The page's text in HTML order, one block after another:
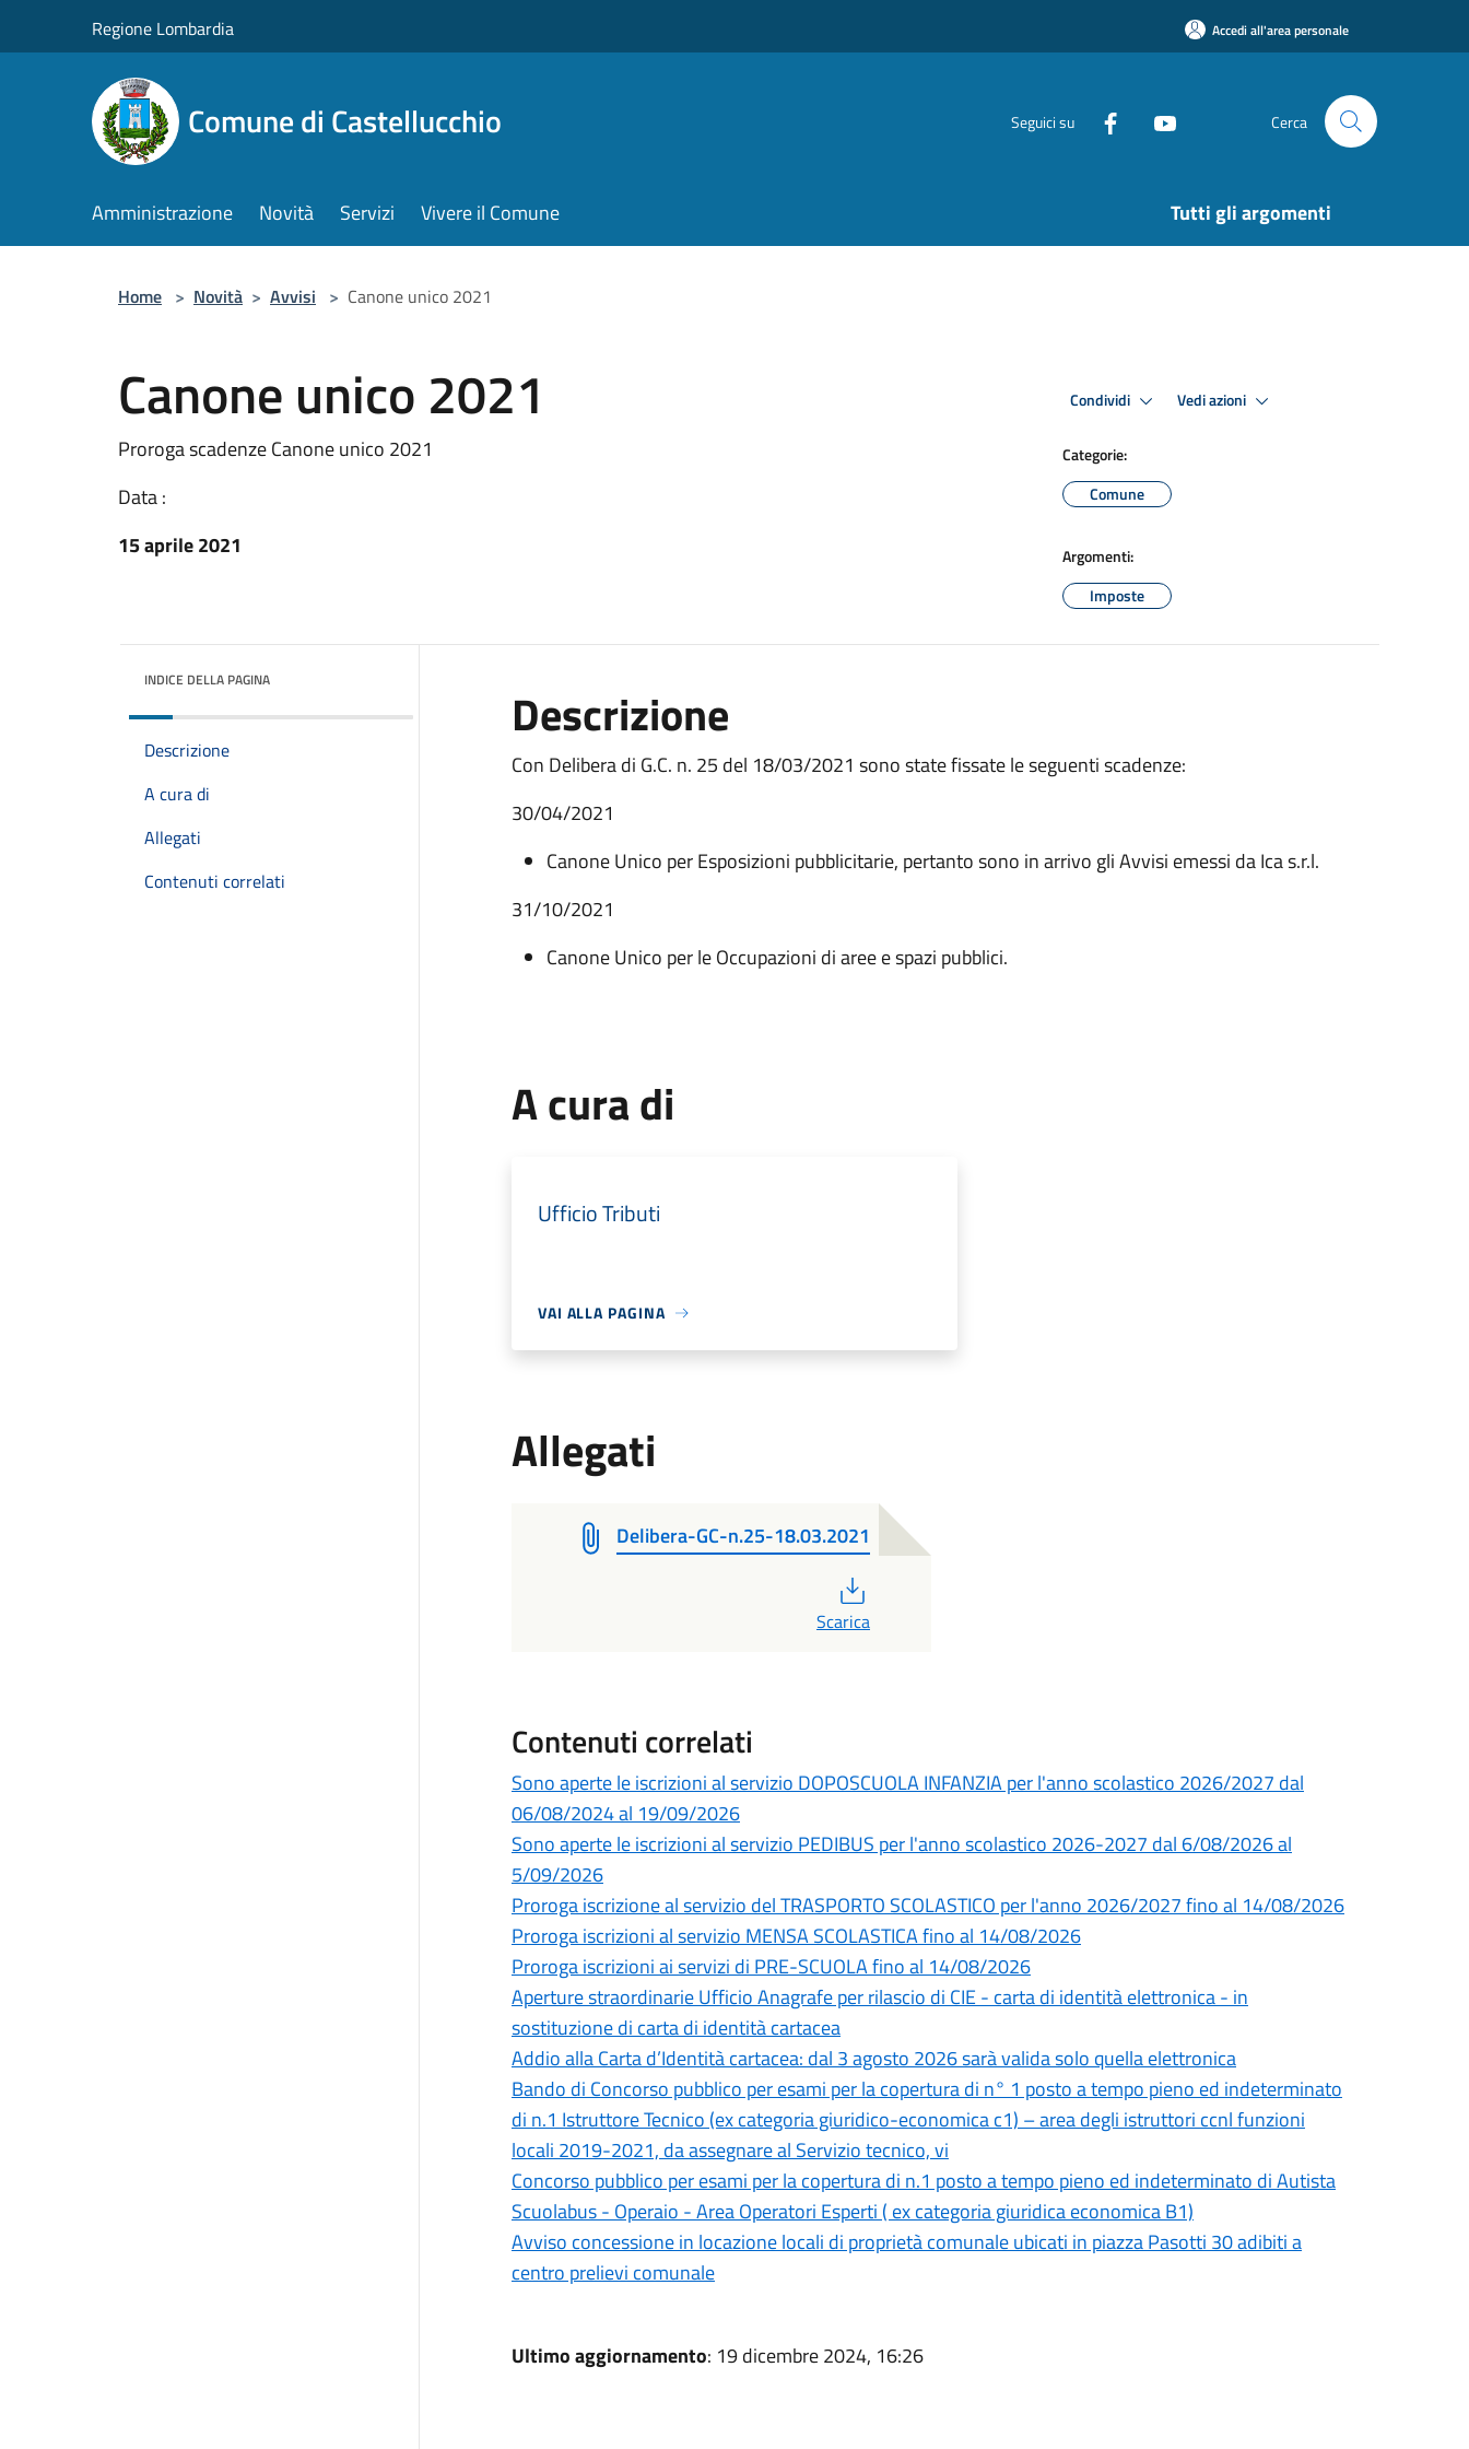
Regione Lombardia Accedi all'area personale
Comune di Castellucchio Seguici su Cerca
Amministrazione Novità Servizi Vivere il Comune Tutti gli argomenti
Home > Novità > Avvisi > Canone unico 2021
Canone unico 2021
Proroga scadenze Canone unico 2021
Data :
15 aprile 2021
Condividi Vedi azioni
Categorie:
Comune
Argomenti:
Imposte
INDICE DELLA PAGINA
Descrizione
A cura di
Allegati
Contenuti correlati
Descrizione
Con Delibera di G.C. n. 25 del 18/03/2021 sono state fissate le seguenti scadenze:
30/04/2021
Canone Unico per Esposizioni pubblicitarie, pertanto sono in arrivo gli Avvisi emessi da Ica s.r.l.
31/10/2021
Canone Unico per le Occupazioni di aree e spazi pubblici.
A cura di
Ufficio Tributi
VAI ALLA PAGINA
Allegati
Delibera-GC-n.25-18.03.2021
Scarica
Contenuti correlati
Sono aperte le iscrizioni al servizio DOPOSCUOLA INFANZIA per l'anno scolastico 2026/2027 dal
06/08/2024 al 19/09/2026
Sono aperte le iscrizioni al servizio PEDIBUS per l'anno scolastico 2026-2027 dal 6/08/2026 al
5/09/2026
Proroga iscrizione al servizio del TRASPORTO SCOLASTICO per l'anno 2026/2027 fino al 14/08/2026
Proroga iscrizioni al servizio MENSA SCOLASTICA fino al 14/08/2026
Proroga iscrizioni ai servizi di PRE-SCUOLA fino al 14/08/2026
Aperture straordinarie Ufficio Anagrafe per rilascio di CIE - carta di identità elettronica - in
sostituzione di carta di identità cartacea
Addio alla Carta d’Identità cartacea: dal 3 agosto 2026 sarà valida solo quella elettronica
Bando di Concorso pubblico per esami per la copertura di n° 1 posto a tempo pieno ed indeterminato
di n.1 Istruttore Tecnico (ex categoria giuridico-economica c1) – area degli istruttori ccnl funzioni
locali 2019-2021, da assegnare al Servizio tecnico, vi
Concorso pubblico per esami per la copertura di n.1 posto a tempo pieno ed indeterminato di Autista
Scuolabus - Operaio - Area Operatori Esperti ( ex categoria giuridica economica B1)
Avviso concessione in locazione locali di proprietà comunale ubicati in piazza Pasotti 30 adibiti a
centro prelievi comunale
Ultimo aggiornamento: 19 dicembre 2024, 16:26